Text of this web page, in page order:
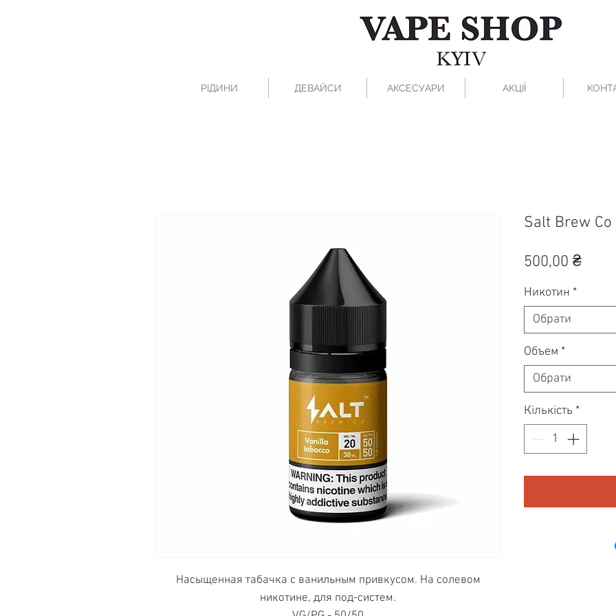
РІДИНИ ДЕВАЙСИ АКСЕСУАРИ АКЦІЇ
Насыщенная табачка с ванильным привкусом. На солевом
никотине, для под-систем.
Salt Brew Co
500,00 ₴Ціна
Никотин *
Обрати
Объем *
Обрати
Кількість *